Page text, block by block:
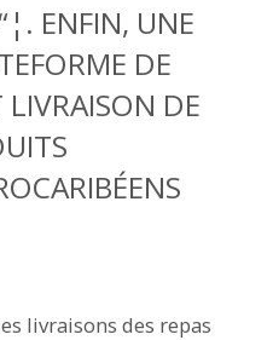
ENFIN, UNE
DE
DE
livraisons des repas